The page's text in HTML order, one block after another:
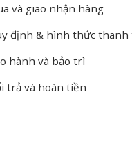
và giao nhận hàng
định & hình thức thanh
hành và bảo trì
trả và hoàn tiền